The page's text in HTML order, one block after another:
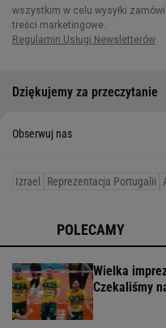
Dziękujemy za przeczytanie
Obserwuj nas
Izrael Reprezentacja Portugalii
POLECAMY
Wielka
Czekaliśmy